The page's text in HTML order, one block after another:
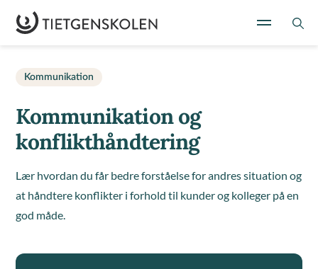
Kommunikation
Kommunikation og
konflikthåndtering
Lær hvordan du får bedre forståelse for andres situation og
at håndtere konflikter i forhold til kunder og kolleger på en
god måde.